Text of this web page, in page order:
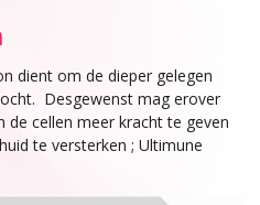
dient om de dieper gelegen
Desgewenst mag erover
cellen meer kracht te geven
te versterken ; Ultimune